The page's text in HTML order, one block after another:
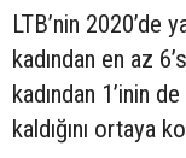
LTB’nin 2020’de
kadından en az
kadından 1’inin
kaldığını ortaya